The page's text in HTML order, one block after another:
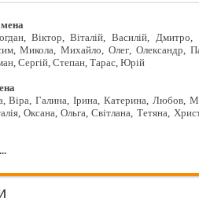
, Віктор, Віталій, Василій, Дмитро,
, Микола, Михайло, Олег, Олександр,
, Сергій, Степан, Тарас, Юрій
, Віра, Галина, Ірина, Катерина, Любов,
, Оксана, Ольга, Світлана, Тетяна,